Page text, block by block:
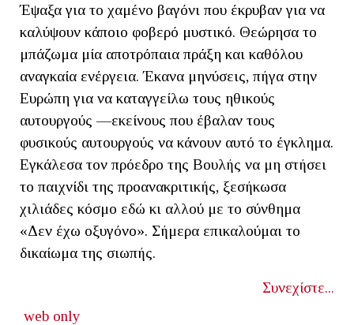
Έψαξα για το χαμένο βαγόνι που έκρυβαν για να
καλύψουν κάποιο φοβερό μυστικό. Θεώρησα το
μπάζωμα μία αποτρόπαια πράξη και καθόλου
αναγκαία ενέργεια. Έκανα μηνύσεις, πήγα στην
Ευρώπη για να καταγγείλω τους ηθικούς
αυτουργούς —εκείνους που έβαλαν τους
φυσικούς αυτουργούς να κάνουν αυτό το έγκλημα.
Εγκάλεσα τον πρόεδρο της Βουλής να μη στήσει
το παιχνίδι της προανακριτικής, ξεσήκωσα
χιλιάδες κόσμο εδώ κι αλλού με το σύνθημα
«Δεν έχω οξυγόνο». Σήμερα επικαλούμαι το
δικαίωμα της σιωπής.
Συνεχίστε...
web only